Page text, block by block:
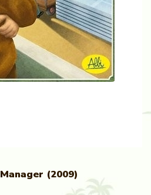
(2009)